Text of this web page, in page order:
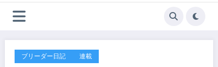
ブリーダー日記 連載